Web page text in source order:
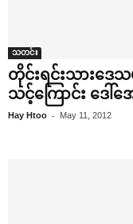
သတင်း
တိုင်းရင်းသား‌ဒေသ
သင့်‌ကြောင်း ‌ဒေါ်‌
Hay Htoo - May 11, 2012